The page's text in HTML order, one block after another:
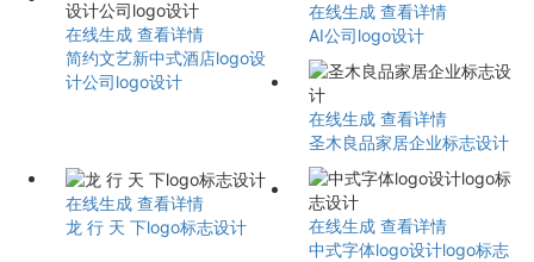
在线生成 查看详情
简约文艺新中式酒店logo设
计公司logo设计
在线生成 查看详情
AI公司logo设计
在线生成 查看详情
圣木良品家居企业标志设计
在线生成 查看详情
龙 行 天 下logo标志设计
在线生成 查看详情
中式字体logo设计logo标志